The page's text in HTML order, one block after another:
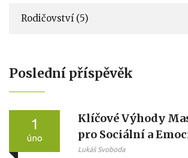
Rodičovství (5)
Poslední příspěvěk
1
úno
Klíčové Výhody
pro Sociální a
Vývoj
Lukáš Svoboda